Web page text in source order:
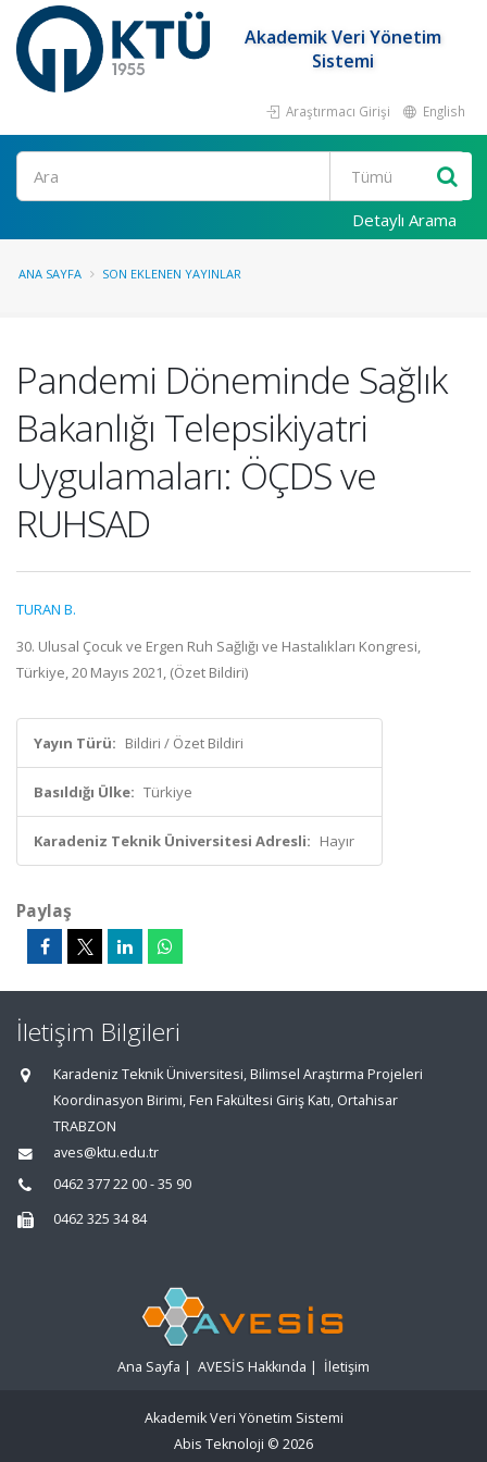
Akademik Veri Yönetim
Sistemi
Araştırmacı Girişi English
Ara
Detaylı Arama
ANA SAYFA SON EKLENEN YAYINLAR
Pandemi Döneminde Sağlık
Bakanlığı Telepsikiyatri
Uygulamaları: ÖÇDS ve
RUHSAD
TURAN B.
30. Ulusal Çocuk ve Ergen Ruh Sağlığı ve Hastalıkları Kongresi,
Türkiye, 20 Mayıs 2021, (Özet Bildiri)
Yayın Türü: Bildiri / Özet Bildiri
Basıldığı Ülke: Türkiye
Karadeniz Teknik Üniversitesi Adresli: Hayır
Paylaş
İletişim Bilgileri
Karadeniz Teknik Üniversitesi, Bilimsel Araştırma Projeleri
Koordinasyon Birimi, Fen Fakültesi Giriş Katı, Ortahisar
TRABZON
aves@ktu.edu.tr
0462 377 22 00 - 35 90
0462 325 34 84
Ana Sayfa | AVESİS Hakkında | İletişim
Akademik Veri Yönetim Sistemi
Abis Teknoloji © 2026